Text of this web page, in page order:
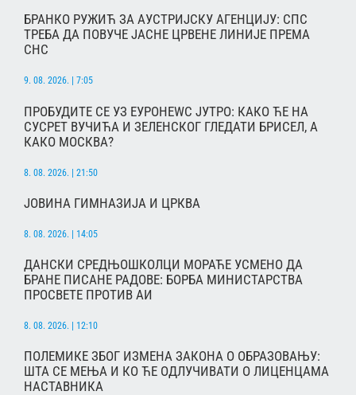
БРАНКО РУЖИЋ ЗА АУСТРИЈСКУ АГЕНЦИЈУ: СПС
ТРЕБА ДА ПОВУЧЕ ЈАСНЕ ЦРВЕНЕ ЛИНИЈЕ ПРЕМА
СНС
9. 08. 2026. | 7:05
ПРОБУДИТЕ СЕ УЗ ЕУРОНЕWС ЈУТРО: КАКО ЋЕ НА
СУСРЕТ ВУЧИЋА И ЗЕЛЕНСКОГ ГЛЕДАТИ БРИСЕЛ, А
КАКО МОСКВА?
8. 08. 2026. | 21:50
ЈОВИНА ГИМНАЗИЈА И ЦРКВА
8. 08. 2026. | 14:05
ДАНСКИ СРЕДЊОШКОЛЦИ МОРАЋЕ УСМЕНО ДА
БРАНЕ ПИСАНЕ РАДОВЕ: БОРБА МИНИСТАРСТВА
ПРОСВЕТЕ ПРОТИВ АИ
8. 08. 2026. | 12:10
ПОЛЕМИКЕ ЗБОГ ИЗМЕНА ЗАКОНА О ОБРАЗОВАЊУ:
ШТА СЕ МЕЊА И КО ЋЕ ОДЛУЧИВАТИ О ЛИЦЕНЦАМА
НАСТАВНИКА